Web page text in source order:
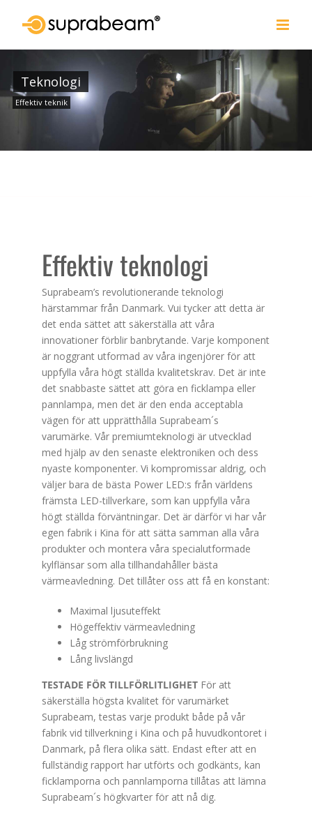
Teknologi
Effektiv teknik
Effektiv teknologi
Suprabeam’s revolutionerande teknologi
härstammar från Danmark. Vui tycker att detta är
det enda sättet att säkerställa att våra
innovationer förblir banbrytande. Varje komponent
är noggrant utformad av våra ingenjörer för att
uppfylla våra högt ställda kvalitetskrav. Det är inte
det snabbaste sättet att göra en ficklampa eller
pannlampa, men det är den enda acceptabla
vägen för att upprätthålla Suprabeam´s
varumärke. Vår premiumteknologi är utvecklad
med hjälp av den senaste elektroniken och dess
nyaste komponenter. Vi kompromissar aldrig, och
väljer bara de bästa Power LED:s från världens
främsta LED-tillverkare, som kan uppfylla våra
högt ställda förväntningar. Det är därför vi har vår
egen fabrik i Kina för att sätta samman alla våra
produkter och montera våra specialutformade
kylflänsar som alla tillhandahåller bästa
värmeavledning. Det tillåter oss att få en konstant:
Maximal ljusuteffekt
Högeffektiv värmeavledning
Låg strömförbrukning
Lång livslängd
TESTADE FÖR TILLFÖRLITLIGHET För att
säkerställa högsta kvalitet för varumärket
Suprabeam, testas varje produkt både på vår
fabrik vid tillverkning i Kina och på huvudkontoret i
Danmark, på flera olika sätt. Endast efter att en
fullständig rapport har utförts och godkänts, kan
ficklamporna och pannlamporna tillåtas att lämna
Suprabeam´s högkvarter för att nå dig.